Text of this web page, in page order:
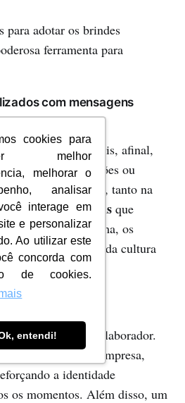
cookies para
melhor
melhorar o
analisar
interage em
e personalizar
Ao utilizar este
concorda com
de cookies.
entendi!
para adotar os brindes
ferramenta para
com mensagens
são úteis e versáteis, afinal,
em reuniões ou
A dica aqui é trazer, tanto na
internas,mensagens que
Dessa forma, os
lembrete constante da cultura
identificação do colaborador.
ou missão da empresa,
a identidade
os momentos. Além disso, um